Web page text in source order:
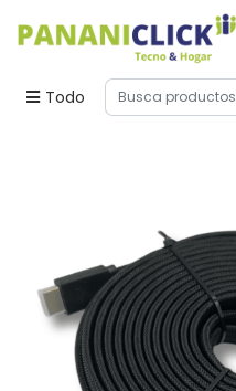
Todo